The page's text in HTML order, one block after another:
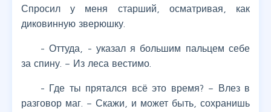
Спросил у меня старший, осматривая, как
диковинную зверюшку.
- Оттуда, - указал я большим пальцем себе
за спину. – Из леса вестимо.
- Где ты прятался всё это время? – Влез в
разговор маг. – Скажи, и может быть, сохранишь